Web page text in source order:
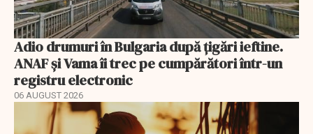
Adio drumuri în Bulgaria după țigări ieftine.
ANAF și Vama îi trec pe cumpărători într-un
registru electronic
06 AUGUST 2026